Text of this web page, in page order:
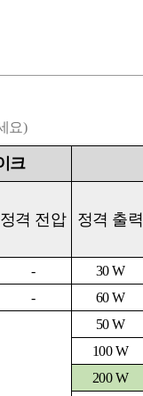
요)
크
정격 전압 정격 출력
- 30 W
- 60 W
50W
100 W
200 W